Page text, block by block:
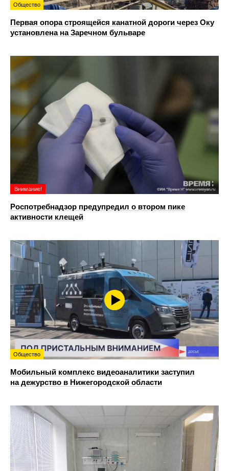
Общество
Первая опора строящейся канатной дороги через Оку
установлена на Заречном бульваре
Внимание!
Роспотребнадзор предупредил о втором пике
активности клещей
Общество
Мобильный комплекс видеоаналитики заступил
на дежурство в Нижегородской области